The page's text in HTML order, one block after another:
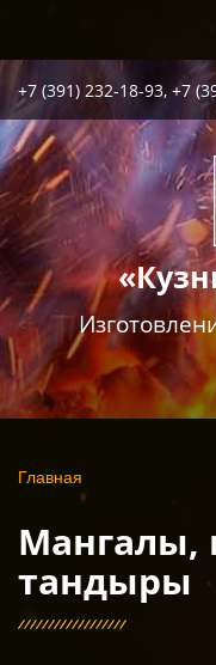
основному
содержанию
+7 (391) 232-18-93, +7
Вы
здесь
Главная
Мангалы,
тандыры